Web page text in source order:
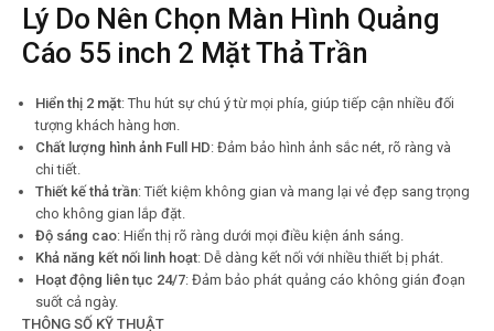
Lý Do Nên Chọn Màn Hình Quảng
Cáo 55 inch 2 Mặt Thả Trần
Hiển thị 2 mặt: Thu hút sự chú ý từ mọi phía, giúp tiếp cận nhiều đối
tượng khách hàng hơn.
Chất lượng hình ảnh Full HD: Đảm bảo hình ảnh sắc nét, rõ ràng và
chi tiết.
Thiết kế thả trần: Tiết kiệm không gian và mang lại vẻ đẹp sang trọng
cho không gian lắp đặt.
Độ sáng cao: Hiển thị rõ ràng dưới mọi điều kiện ánh sáng.
Khả năng kết nối linh hoạt: Dễ dàng kết nối với nhiều thiết bị phát.
Hoạt động liên tục 24/7: Đảm bảo phát quảng cáo không gián đoạn
suốt cả ngày.
THÔNG SỐ KỸ THUẬT